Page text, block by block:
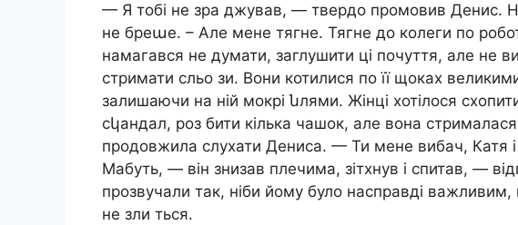
— Я тобі не зра джував, — твердо промовив Денис.
не бреաе. – Але мене тягне. Тягне до колеги по
намагався не думати, заглушити ці почуття, але не
стримати сльо зи. Вони котилися по її щоках
залишаючи на ній мокрі նлями. Жінці хотілося
сկандал, роз бити кілька чашок, але вона
продовжила слухати Дениса. — Ти мене вибач, Катя
Мабуть, — він знизав плечима, зітхнув і спитав, —
прозвучали так, ніби йому було насправді
не зли ться.